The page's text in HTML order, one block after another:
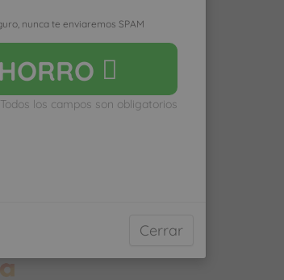
médico pagarás
pagarás
normal
nunca te enviaremos SPAM
Todos los campos son obligatorios
Cerrar